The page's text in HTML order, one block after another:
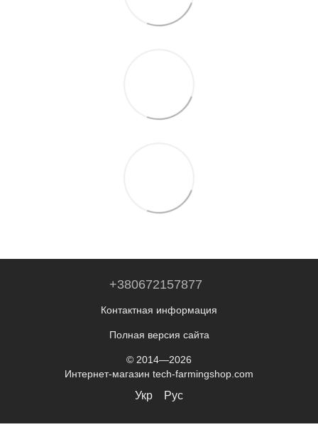
+380672157877
Контактная информация
Полная версия сайта
© 2014—2026
Интернет-магазин tech-farmingshop.com
Укр Рус